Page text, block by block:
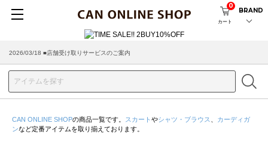
カート
0
BRAND
2026/03/18 ■店舗受け取りサービスのご案内
CAN ONLINE SHOPの商品一覧です。 スカート やシャツ・ブラウス
カーディガ
ンなど定番アイテムを取り揃えております。